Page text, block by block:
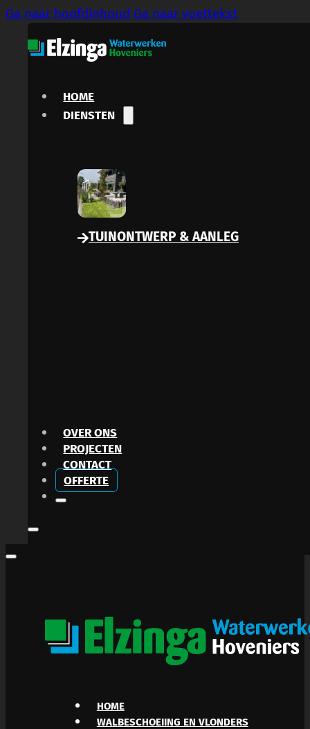
Ga naar hoofdinhoud Ga naar voettekst
HOME
DIENSTEN
TUINONTWERP & AANLEG
OVER ONS
PROJECTEN
CONTACT
OFFERTE
HOME
WALBESCHOEIING EN VLONDERS